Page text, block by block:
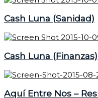
Cash Luna (Sanidad)
Cash Luna (Finanzas)
Aquí Entre Nos –